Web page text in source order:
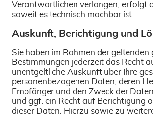
Verantwortlichen verlangen, erfolgt
soweit es technisch machbar ist.
Auskunft, Berichtigung und
Sie haben im Rahmen der geltenden
Bestimmungen jederzeit das Recht
unentgeltliche Auskunft über Ihre
personenbezogenen Daten, deren
Empfänger und den Zweck der
und ggf. ein Recht auf Berichtigung
dieser Daten. Hierzu sowie zu